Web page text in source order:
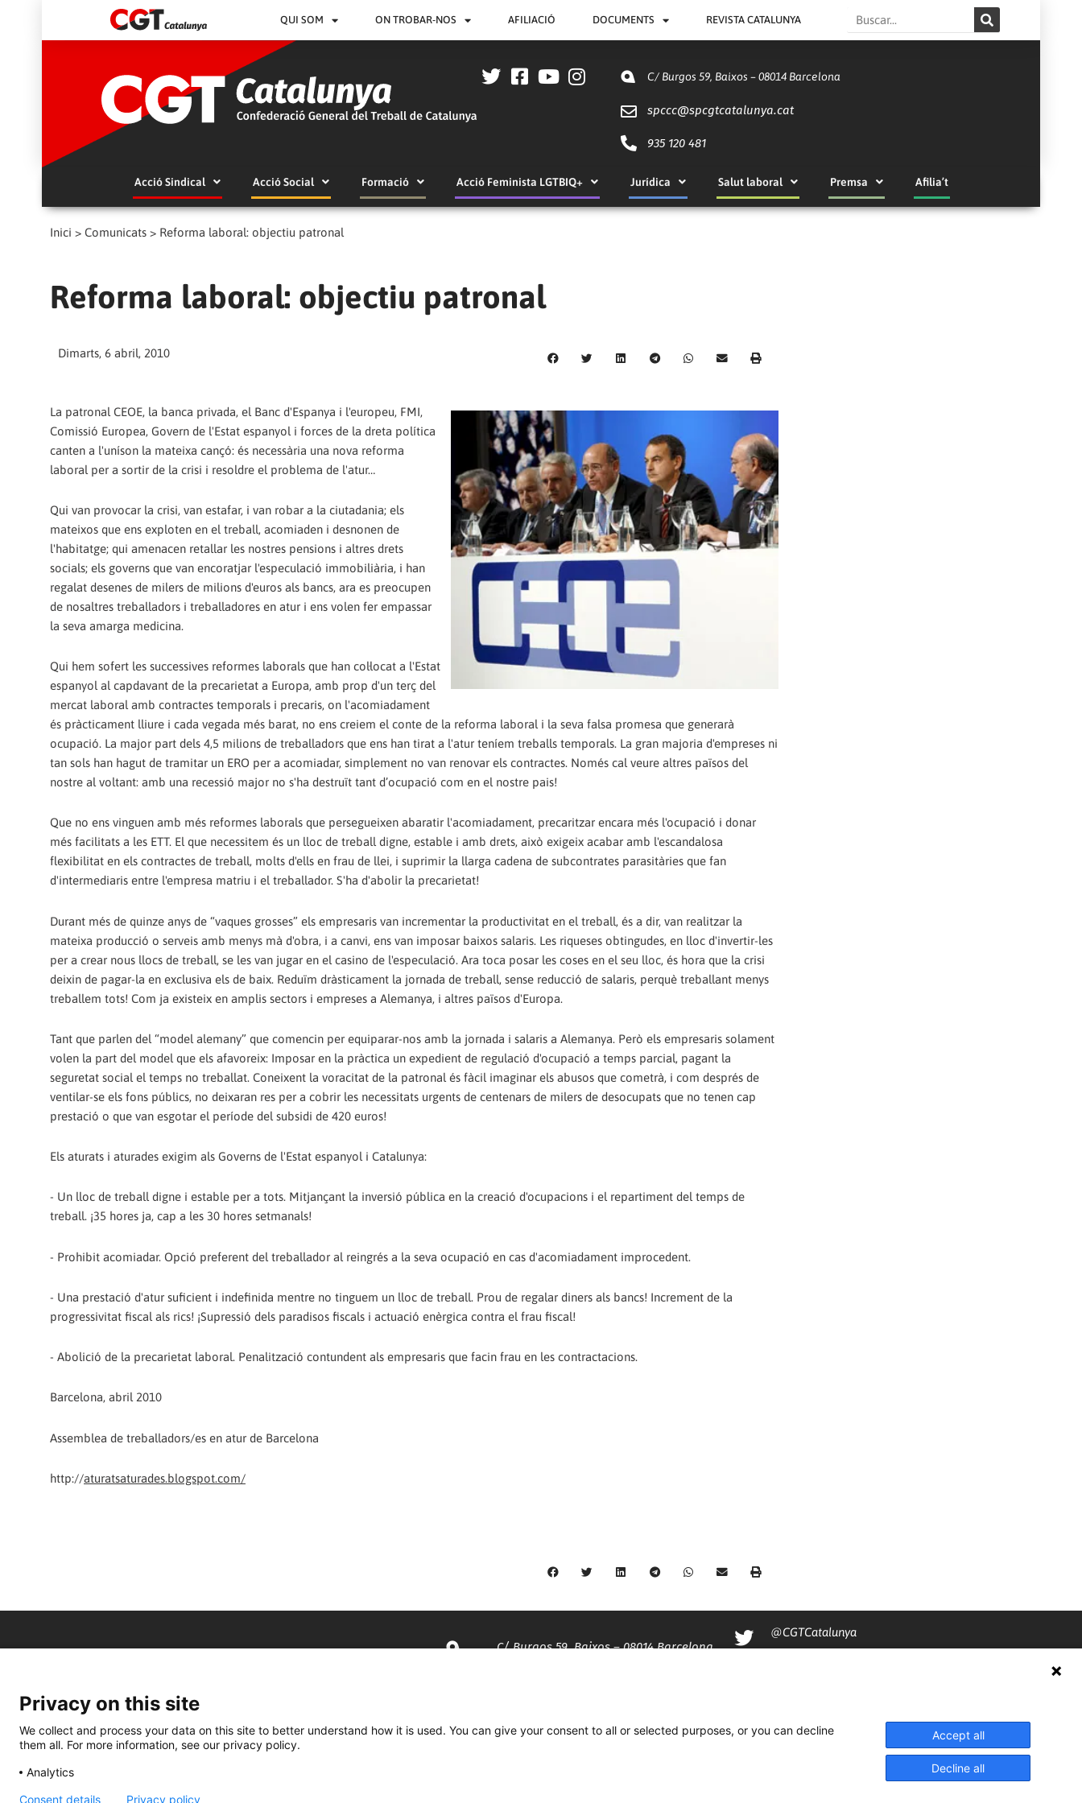
QUI SOM ON TROBAR-NOS AFILIACIÓ DOCUMENTS REVISTA CATALUNYA Search
C/ Burgos 59, Baixos – 08014 Barcelona
spccc@spcgtcatalunya.cat
935 120 481
Acció Sindical Acció Social Formació Acció Feminista LGTBIQ+ Jurídica Salut laboral Premsa Afilia’t
Inici > Comunicats > Reforma laboral: objectiu patronal
Reforma laboral: objectiu patronal
Dimarts, 6 abril, 2010
La patronal CEOE, la banca privada, el Banc d'Espanya i l'europeu, FMI,
Comissió Europea, Govern de l'Estat espanyol i forces de la dreta política
canten a l'uníson la mateixa cançó: és necessària una nova reforma
laboral per a sortir de la crisi i resoldre el problema de l'atur…
Qui van provocar la crisi, van estafar, i van robar a la ciutadania; els
mateixos que ens exploten en el treball, acomiaden i desnonen de
l'habitatge; qui amenacen retallar les nostres pensions i altres drets
socials; els governs que van encoratjar l'especulació immobiliària, i han
regalat desenes de milers de milions d'euros als bancs, ara es preocupen
de nosaltres treballadors i treballadores en atur i ens volen fer empassar
la seva amarga medicina.
Qui hem sofert les successives reformes laborals que han col·locat a l'Estat
espanyol al capdavant de la precarietat a Europa, amb prop d'un terç del
mercat laboral amb contractes temporals i precaris, on l'acomiadament
és pràcticament lliure i cada vegada més barat, no ens creiem el conte de la reforma laboral i la seva falsa promesa que generarà
ocupació. La major part dels 4,5 milions de treballadors que ens han tirat a l'atur teníem treballs temporals. La gran majoria d'empreses ni
tan sols han hagut de tramitar un ERO per a acomiadar, simplement no van renovar els contractes. Només cal veure altres països del
nostre al voltant: amb una recessió major no s'ha destruït tant d’ocupació com en el nostre pais!
Que no ens vinguen amb més reformes laborals que persegueixen abaratir l'acomiadament, precaritzar encara més l'ocupació i donar
més facilitats a les ETT. El que necessitem és un lloc de treball digne, estable i amb drets, això exigeix acabar amb l'escandalosa
flexibilitat en els contractes de treball, molts d'ells en frau de llei, i suprimir la llarga cadena de subcontrates parasitàries que fan
d'intermediaris entre l'empresa matriu i el treballador. S'ha d'abolir la precarietat!
Durant més de quinze anys de “vaques grosses” els empresaris van incrementar la productivitat en el treball, és a dir, van realitzar la
mateixa producció o serveis amb menys mà d'obra, i a canvi, ens van imposar baixos salaris. Les riqueses obtingudes, en lloc d'invertir-les
per a crear nous llocs de treball, se les van jugar en el casino de l'especulació. Ara toca posar les coses en el seu lloc, és hora que la crisi
deixin de pagar-la en exclusiva els de baix. Reduïm dràsticament la jornada de treball, sense reducció de salaris, perquè treballant menys
treballem tots! Com ja existeix en amplis sectors i empreses a Alemanya, i altres països d'Europa.
Tant que parlen del “model alemany” que comencin per equiparar-nos amb la jornada i salaris a Alemanya. Però els empresaris solament
volen la part del model que els afavoreix: Imposar en la pràctica un expedient de regulació d'ocupació a temps parcial, pagant la
seguretat social el temps no treballat. Coneixent la voracitat de la patronal és fàcil imaginar els abusos que cometrà, i com després de
ventilar-se els fons públics, no deixaran res per a cobrir les necessitats urgents de centenars de milers de desocupats que no tenen cap
prestació o que van esgotar el període del subsidi de 420 euros!
Els aturats i aturades exigim als Governs de l'Estat espanyol i Catalunya:
- Un lloc de treball digne i estable per a tots. Mitjançant la inversió pública en la creació d'ocupacions i el repartiment del temps de
treball. ¡35 hores ja, cap a les 30 hores setmanals!
- Prohibit acomiadar. Opció preferent del treballador al reingrés a la seva ocupació en cas d'acomiadament improcedent.
- Una prestació d'atur suficient i indefinida mentre no tinguem un lloc de treball. Prou de regalar diners als bancs! Increment de la
progressivitat fiscal als rics! ¡Supressió dels paradisos fiscals i actuació enèrgica contra el frau fiscal!
- Abolició de la precarietat laboral. Penalització contundent als empresaris que facin frau en les contractacions.
Barcelona, abril 2010
Assemblea de treballadors/es en atur de Barcelona
http://aturatsaturades.blogspot.com/
C/ Burgos 59, Baixos – 08014 Barcelona
@CGTCatalunya
Privacy on this site
We collect and process your data on this site to better understand how it is used. You can give your consent to all or selected purposes, or you can decline
them all. For more information, see our privacy policy.
Analytics
Accept all
Decline all
Consent details Privacy policy